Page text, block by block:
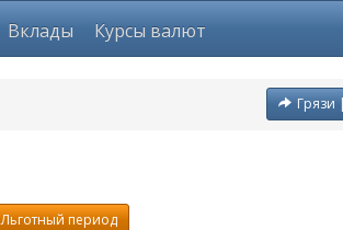
Вклады Курсы валют
Грязи
Льготный период